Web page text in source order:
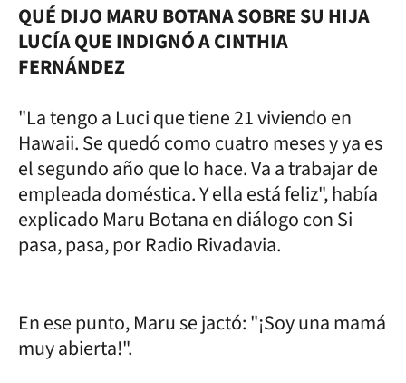
QUÉ DIJO MARU BOTANA SOBRE SU HIJA
LUCÍA QUE INDIGNÓ A CINTHIA
FERNÁNDEZ
"La tengo a Luci que tiene 21 viviendo en
Hawaii. Se quedó como cuatro meses y ya es
el segundo año que lo hace. Va a trabajar de
empleada doméstica. Y ella está feliz", había
explicado Maru Botana en diálogo con Si
pasa, pasa, por Radio Rivadavia.
En ese punto, Maru se jactó: "¡Soy una mamá
muy abierta!".